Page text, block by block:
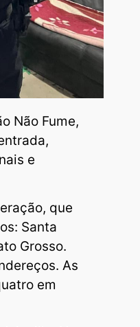
Não Fume,
e
que
Santa
Grosso.
As
em